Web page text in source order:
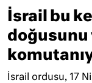
İsrail bu
doğusunu
İsrail ordusu, 17